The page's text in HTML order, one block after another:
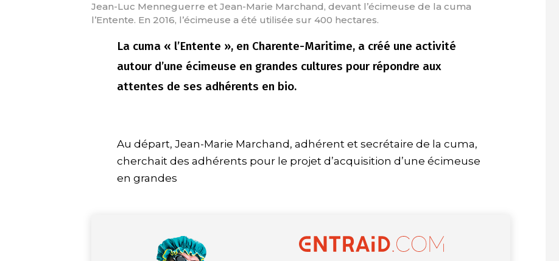
Jean-Luc Menneguerre et Jean-Marie Marchand, devant l’écimeuse de la cuma
l’Entente. En 2016, l’écimeuse a été utilisée sur 400 hectares.
La cuma « l’Entente », en Charente-Maritime, a créé une activité
autour d’une écimeuse en grandes cultures pour répondre aux
attentes de ses adhérents en bio.
Au départ, Jean-Marie Marchand, adhérent et secrétaire de la cuma,
cherchait des adhérents pour le projet d’acquisition d’une écimeuse
en grandes